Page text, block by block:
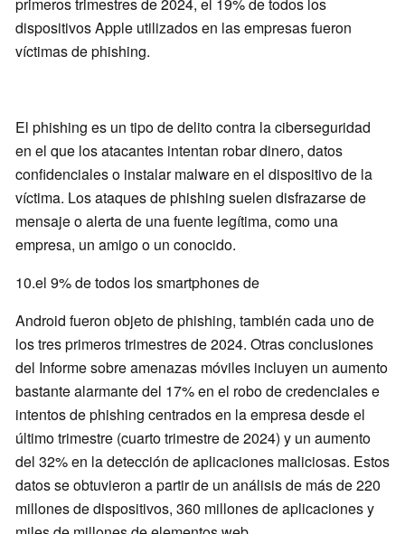
dispositivos Apple utilizados en las empresas fueron
víctimas de phishing.
El phishing es un tipo de delito contra la ciberseguridad
en el que los atacantes intentan robar dinero, datos
confidenciales o instalar malware en el dispositivo de la
víctima. Los ataques de phishing suelen disfrazarse de
mensaje o alerta de una fuente legítima, como una
empresa, un amigo o un conocido.
10.el 9% de todos los smartphones de
Android fueron objeto de phishing, también cada uno de
los tres primeros trimestres de 2024. Otras conclusiones
del Informe sobre amenazas móviles incluyen un aumento
bastante alarmante del 17% en el robo de credenciales e
intentos de phishing centrados en la empresa desde el
último trimestre (cuarto trimestre de 2024) y un aumento
del 32% en la detección de aplicaciones maliciosas. Estos
datos se obtuvieron a partir de un análisis de más de 220
millones de dispositivos, 360 millones de aplicaciones y